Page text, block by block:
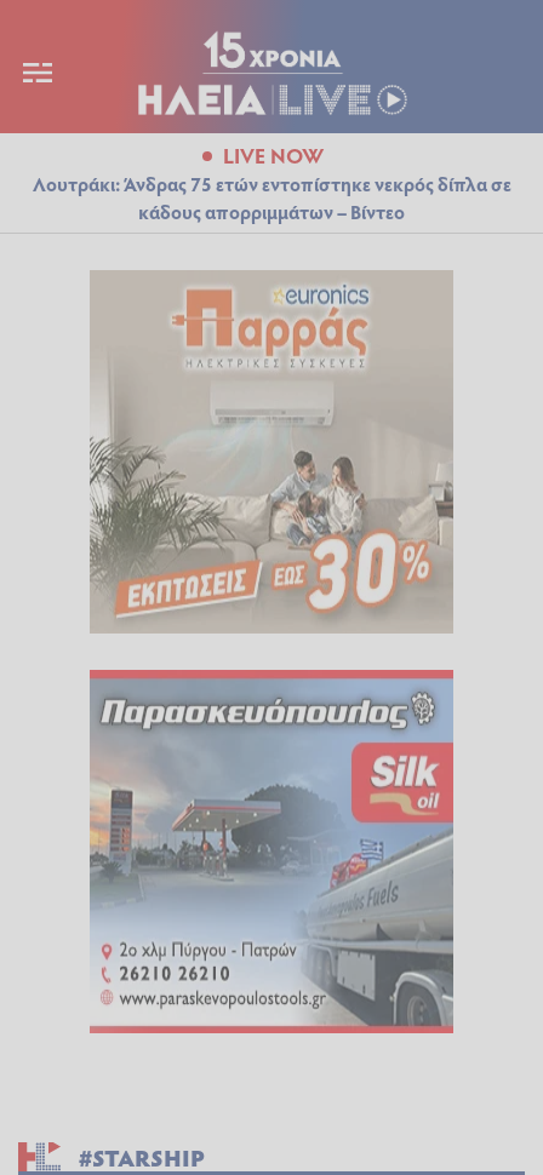
LIVE NOW
Λουτράκι: Άνδρας 75 ετών εντοπίστηκε νεκρός δίπλα σε
κάδους απορριμμάτων – Βίντεο
#STARSHIP